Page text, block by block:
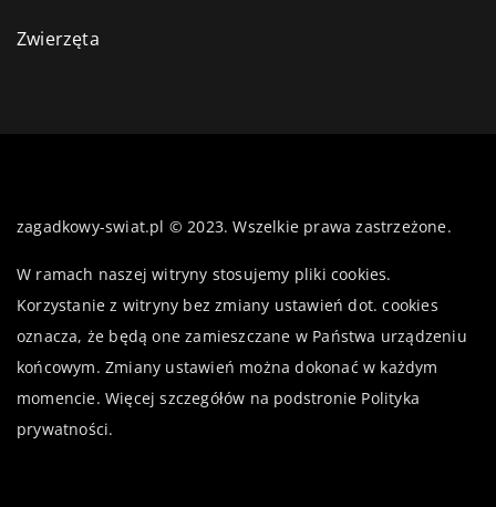
Zwierzęta
zagadkowy-swiat.pl © 2023. Wszelkie prawa zastrzeżone.
W ramach naszej witryny stosujemy pliki cookies.
Korzystanie z witryny bez zmiany ustawień dot. cookies
oznacza, że będą one zamieszczane w Państwa urządzeniu
końcowym. Zmiany ustawień można dokonać w każdym
momencie. Więcej szczegółów na podstronie Polityka
prywatności.